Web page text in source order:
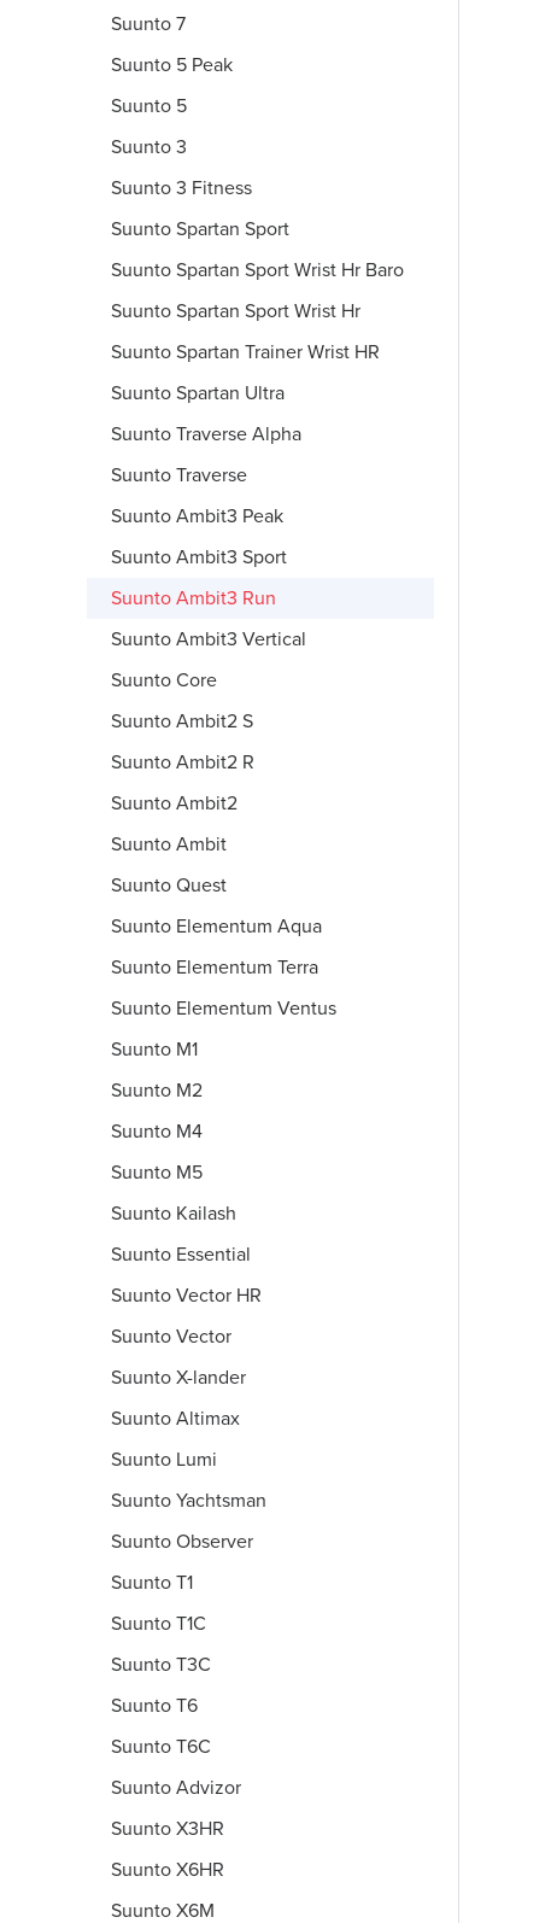
Suunto 7
Suunto 5 Peak
Suunto 5
Suunto 3
Suunto 3 Fitness
Suunto Spartan Sport
Suunto Spartan Sport Wrist Hr Baro
Suunto Spartan Sport Wrist Hr
Suunto Spartan Trainer Wrist HR
Suunto Spartan Ultra
Suunto Traverse Alpha
Suunto Traverse
Suunto Ambit3 Peak
Suunto Ambit3 Sport
Suunto Ambit3 Run
Suunto Ambit3 Vertical
Suunto Core
Suunto Ambit2 S
Suunto Ambit2 R
Suunto Ambit2
Suunto Ambit
Suunto Quest
Suunto Elementum Aqua
Suunto Elementum Terra
Suunto Elementum Ventus
Suunto M1
Suunto M2
Suunto M4
Suunto M5
Suunto Kailash
Suunto Essential
Suunto Vector HR
Suunto Vector
Suunto X-lander
Suunto Altimax
Suunto Lumi
Suunto Yachtsman
Suunto Observer
Suunto T1
Suunto T1C
Suunto T3C
Suunto T6
Suunto T6C
Suunto Advizor
Suunto X3HR
Suunto X6HR
Suunto X6M